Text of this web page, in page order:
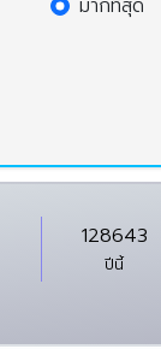
มากที่สุด
ปีนี้
128643